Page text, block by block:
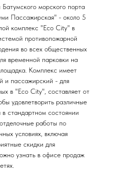
морского порта
Пассажирская" - около 5
комплекс "Eco City" в
противопожарной
во всех общественных
временной парковки на
Комплекс имеет
и пассажирский - для
в "Eco City", составляет от
удовлетворить различные
стандартном состоянии
работы по
условиях, включая
скидки для
узнать в офисе продаж